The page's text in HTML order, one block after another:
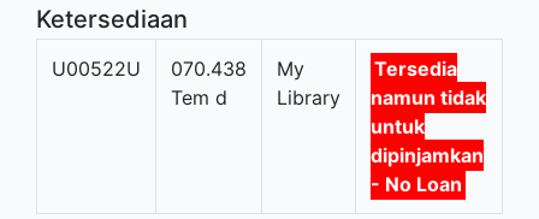
Ketersediaan
U00522U
070.438
Tem d
My
Library
Tersedia
namun tidak
untuk
dipinjamkan
- No Loan